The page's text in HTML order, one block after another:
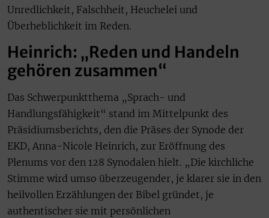
Unredlichkeit, Falschheit, Heuchelei und
Überheblichkeit im Reden.
Heinrich: „Reden und Handeln
gehören zusammen“
Das Schwerpunktthema „Sprach- und
Handlungsfähigkeit“ stand im Mittelpunkt des
Präsidiumsberichts, den die Präses der Synode der
EKD, Anna-Nicole Heinrich, zur Eröffnung des
Plenums vor den 128 Synodalen hielt. „Die kirchliche
Stimme wird umso überzeugender, je klarer sie in den
heilvollen Erzählungen der Bibel gründet, je
authentischer sie mit persönlichen